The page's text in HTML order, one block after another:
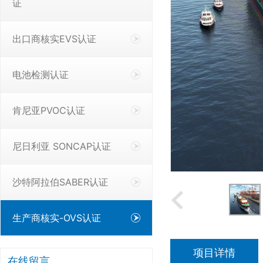
证
出口商核实EVS认证
电池检测认证
肯尼亚PVOC认证
尼日利亚 SONCAP认证
沙特阿拉伯SABER认证
生产商核实-OVS认证
项目详情